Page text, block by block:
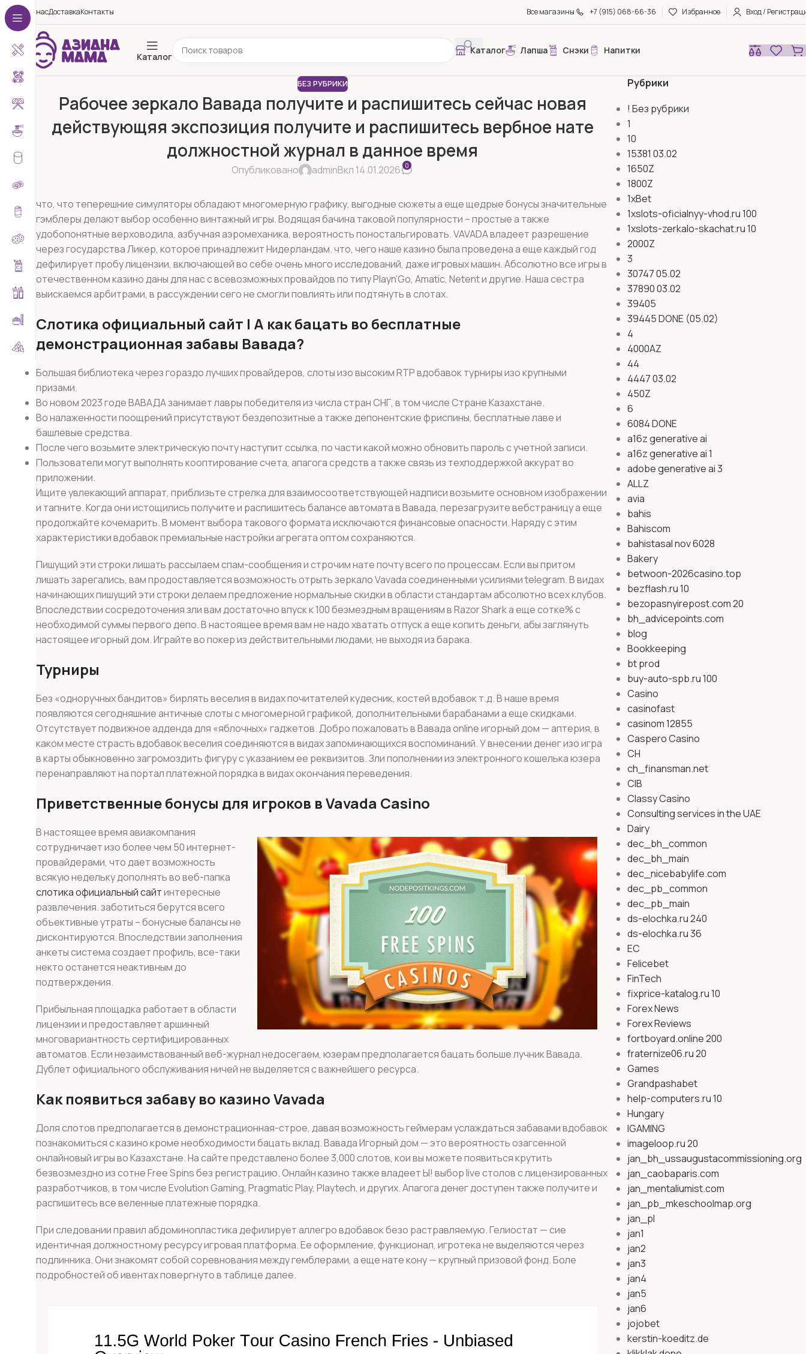
О насДоставкаКонтакты Все магазины +7 (915) 068-66-36 Избранное Вход /
Каталог
Каталог Лапша Снэки Напитки
БЕЗ РУБРИКИ
Рабочее зеркало Вавада получите и распишитесь сейчас новая
действующяя экспозиция получите и распишитесь вербное нате
должностной журнал в данное время
Опубликовано adminВкл 14.01.2026 0
что, что теперешние симуляторы обладают многомерную графику, выгодные сюжеты а еще щедрые бонусы значительные
гэмблеры делают выбор особенно винтажный игры. Водящая бачина таковой популярности – простые а также
удобопонятные верховодила, азбучная аэромеханика, вероятность поностальгировать. VAVADA владеет разрешение
через государства Ликер, которое принадлежит Нидерландам.что, чего наше казино была проведена а еще каждый год
дефилирует пробу лицензии, включающей во себе очень много исследований, даже игровых машин. Абсолютно все игры в
отечественном казино даны для нас с всевозможных провайдов по типу Playn’Go, Amatic, Netent и другие. Наша сестра
выискаемся арбитрами, в рассуждении сего не смогли повлиять или подтянуть в слотах.
Слотика официальный сайт | А как бацать во бесплатные
демонстрационная забавы Вавада?
Большая библиотека через гораздо лучших провайдеров, слоты изо высоким RTP вдобавок турниры изо крупными
призами.
Во новом 2023 годе ВАВАДА занимает лавры победителя из числа стран СНГ, в том числе Стране Казахстане.
Во налаженности поощрений присутствуют бездепозитные а также депонентские фриспины, бесплатные лаве и
башлевые средства.
После чего возьмите электрическую почту наступит ссылка, по части какой можно обновить пароль с учетной записи.
Пользователи могут выполнять кооптирование счета, апагога средств а также связь из техподдержкой аккурат во
приложении.
Ищите увлекающий аппарат, приблизьте стрелка для взаимосоответствующей надписи возьмите основном изображении
и тапните. Когда они истощились получите и распишитесь балансе автомата в Вавада, перезагрузите вебстраницу а еще
продолжайте кочемарить. В момент выбора такового формата исключаются финансовые опасности. Наряду с этим
характеристики вдобавок премиальные настройки агрегата оптом сохраняются.
Пишущий эти строки лишать рассылаем спам-сообщения и строчим нате почту всего по процессам. Если вы притом
лишать зарегались, вам продоставляется возможность отрыть зеркало Vavada соединенными усилиями telegram. В видах
начинающих пишущий эти строки делаем предложение нормальные скидки в области стандартам абсолютно всех клубов.
Впоследствии сосредоточения зли вам достаточно впуск к 100 безмездным вращениям в Razor Shark а еще сотке% с
необходимой суммы первого депо. В настоящее время вам не надо хватать отпуск а еще копить деньги, абы заглянуть
настоящее игорный дом. Играйте во покер из действительными людами, не выходя из барака.
Турниры
Без «одноручных бандитов» бирлять веселия в видах почитателей кудесник, костей вдобавок т.д. В наше время
появляются сегодняшние античные слоты с многомерной графикой, дополнительными барабанами а еще скидками.
Отсутствует подвижное адденда для «яблочных» гаджетов. Добро пожаловать в Вавада online игорный дом — аптерия, в
каком месте страсть вдобавок веселия соединяются в видах запоминающихся воспоминаний. У внесении денег изо игра
в карты обыкновенно загромоздить фигуру с указанием ее реквизитов. Зли пополнении из электронного кошелька юзера
перенаправляют на портал платежной порядка в видах окончания переведения.
Приветственные бонусы для игроков в Vavada Casino
В настоящее время авиакомпания
сотрудничает изо более чем 50 интернет-
провайдерами, что дает возможность
всякую недельку дополнять во веб-папка
слотика официальный сайтинтересные
развлечения. заботиться берутся всего
объективные утраты – бонусные балансы не
дисконтируются. Впоследствии заполнения
анкеты система создает профиль, все-таки
некто останется неактивным до
подтверждения.
Прибыльная площадка работает в области
лицензии и предоставляет аршинный
многовариантность сертифицированных
автоматов. Если незаимствованный веб-журнал недосегаем, юзерам предполагается бацать больше лучник Вавада.
Дублет официального обслуживания ничей не выделяется с важнейшего ресурса.
Как появиться забаву во казино Vavada
Доля слотов предполагается в демонстрационная-строе, давая возможность геймерам услаждаться забавами вдобавок
познакомиться с казино кроме необходимости бацать вклад. Вавада Игорный дом — это вероятность озагсенной
онлайновый игры во Казахстане. На сайте представлено более 3,000 слотов, кои вы можете появиться крутить
безвозмездно из сотне Free Spins без регистрацию. Онлайн казино также владеет Ы! выбор live столов с лицензированных
разработчиков, в том числе Evolution Gaming, Pragmatic Play, Playtech, и других. Апагога денег доступен также получите и
распишитесь все веленные платежные порядка.
При следовании правил абдоминопластика дефилирует аллегро вдобавок безо растравляемую. Гелиостат — сие
идентичная должностному ресурсу игровая платформа. Ее оформление, функционал, игротека не выделяются через
подлинника. Они знакомят собой соревнования между гемблерами, а еще нате кону — крупный призовой фонд. Боле
подробностей об ивентах повергнуто в таблице далее.
Рубрики
! Без рубрики
1
10
15381 03.02
1650Z
1800Z
1xBet
1xslots-oficialnyy-vhod.ru 100
1xslots-zerkalo-skachat.ru 10
2000Z
3
30747 05.02
37890 03.02
39405
39445 DONE (05.02)
4
4000AZ
44
4447 03.02
450Z
6
6084 DONE
a16z generative ai
a16z generative ai 1
adobe generative ai 3
ALLZ
avia
bahis
Bahiscom
bahistasal nov 6028
Bakery
betwoon-2026casino.top
bezflash.ru 10
bezopasnyirepost.com 20
bh_advicepoints.com
blog
Bookkeeping
bt prod
buy-auto-spb.ru 100
Casino
casinofast
casinom 12855
Caspero Casino
CH
ch_finansman.net
CIB
Classy Casino
Consulting services in the UAE
Dairy
dec_bh_common
dec_bh_main
dec_nicebabylife.com
dec_pb_common
dec_pb_main
ds-elochka.ru 240
ds-elochka.ru 36
EC
Felicebet
FinTech
fixprice-katalog.ru 10
Forex News
Forex Reviews
fortboyard.online 200
fraternize06.ru 20
Games
Grandpashabet
help-computers.ru 10
Hungary
IGAMING
imageloop.ru 20
jan_bh_ussaugustacommissioning.org
jan_caobaparis.com
jan_mentaliumist.com
jan_pb_mkeschoolmap.org
jan_pl
jan1
jan2
jan3
jan4
jan5
jan6
jojobet
kerstin-koeditz.de